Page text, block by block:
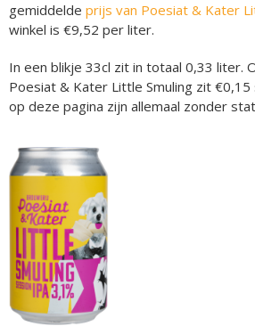
gemiddelde prijs van Poesiat & Kater
winkel is €9,52 per liter.
In een blikje 33cl zit in totaal 0,33 liter.
Poesiat & Kater Little Smuling zit
op deze pagina zijn allemaal zonder